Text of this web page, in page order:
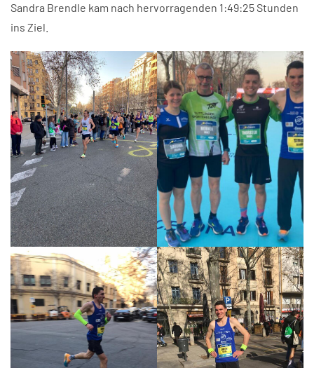
Sandra Brendle kam nach hervorragenden 1:49:25 Stunden
ins Ziel.